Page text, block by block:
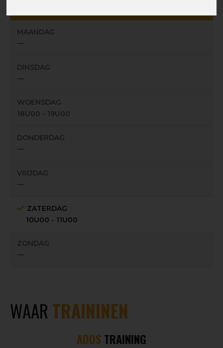
MAANDAG
—
DINSDAG
—
WOENSDAG
18U00 - 19U00
DONDERDAG
—
VRIJDAG
—
ZATERDAG
10U00 - 11U00
ZONDAG
—
WAAR TRAININEN
ADOS TRAINING